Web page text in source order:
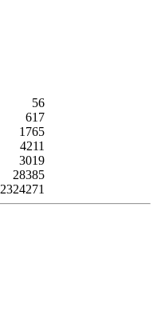
56
617
1765
4211
3019
28385
2324271